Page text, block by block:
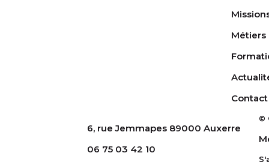
Métiers
Contact
6, rue Jemmapes 89000 Auxerre
06 75 03 42 10
©